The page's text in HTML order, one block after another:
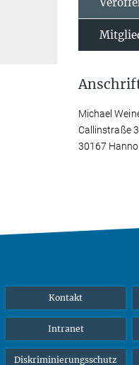
Michael
Callinstraße
30167
Kontakt
Intranet
Diskriminierungsschutz